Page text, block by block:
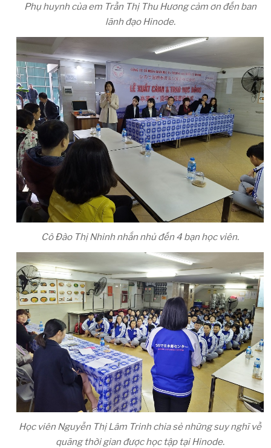
Phụ huynh của em Trần Thị Thu Hương cảm ơn đến ban
lãnh đạo Hinode.
Cô Đào Thị Nhinh nhắn nhủ đến 4 bạn học viên.
Học viên Nguyễn Thị Lâm Trinh chia sẻ những suy nghĩ về
quãng thời gian được học tập tại Hinode.